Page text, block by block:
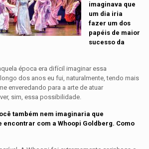
imaginava que
um dia iria
fazer um dos
papéis de maior
sucesso da
época era difícil imaginar essa
dos anos eu fui, naturalmente, tendo mais
enveredando para a arte de atuar
sim, essa possibilidade.
também nem imaginaria que
encontrar com a Whoopi Goldberg. Como